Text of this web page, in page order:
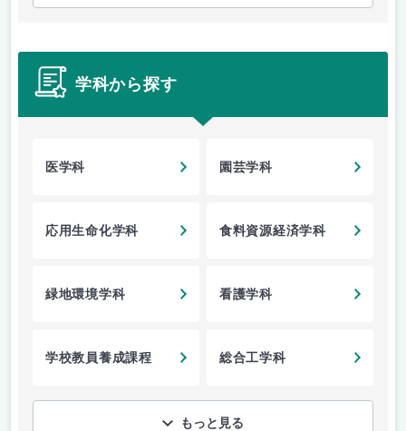
学科から探す
医学科 園芸学科
応用生命化学科 食料資源経済学科
緑地環境学科 看護学科
学校教員養成課程 総合工学科
もっと見る